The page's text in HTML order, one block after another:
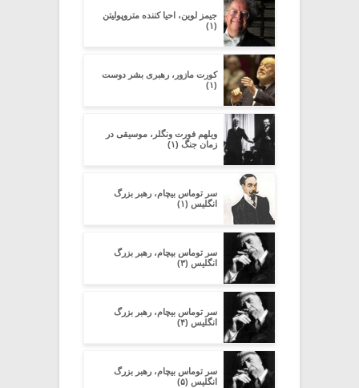
جیمز لوین، احیا کننده متروپولیتن
(۱)
کورت مازور، رهبری بشر دوست
(۱)
ویلهم فورت ونگلر، موسیقی در
زمان جنگ (۱)
سر توماس بیچام، رهبر بزرگ
انگلیس (۱)
سر توماس بیچام، رهبر بزرگ
انگلیس (۳)
سر توماس بیچام، رهبر بزرگ
انگلیس (۴)
سر توماس بیچام، رهبر بزرگ
انگلیس (۵)